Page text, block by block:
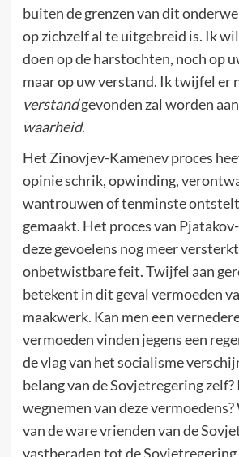
buiten de grenzen van dit
op zichzelf al te uitgebreid is. Ik
doen op de harstochten, noch op
maar op uw verstand. Ik twijfel er
verstandgevonden zal worden
waarheid.
Het Zinovjev-Kamenev proces
opinie schrik, opwinding,
wantrouwen of tenminste
gemaakt. Het proces van
deze gevoelens nog meer
onbetwistbare feit. Twijfel aan
betekent in dit geval vermoeden
maakwerk. Kan men een
vermoeden vinden jegens een
de vlag van het socialisme
belang van de Sovjetregering zelf?
wegnemen van deze
van de ware vrienden van de
vastberaden tot de Sovjetregering